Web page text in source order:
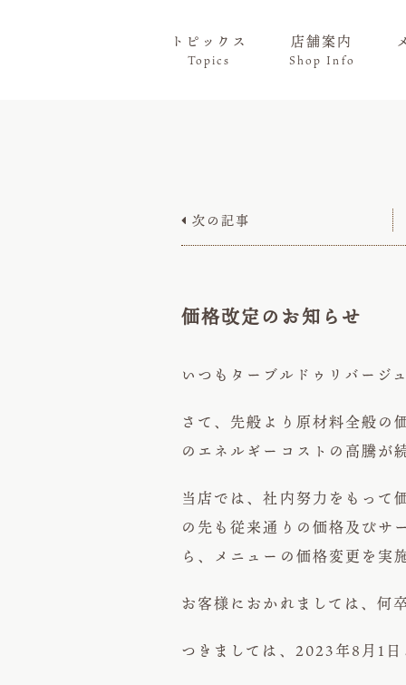
トピックス
Topics
店舗案内
Shop Info
 次の記事
価格改定のお知らせ
いつもターブルドゥリバージ
さて、先般より原材料全般の
のエネルギーコストの高騰が
当店では、社内努力をもって
の先も従来通りの価格及びサ
ら、メニューの価格変更を実
お客様におかれましては、何
つきましては、2023年8月1